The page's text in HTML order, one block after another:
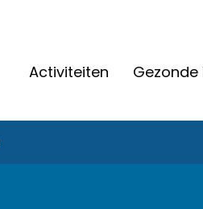
Activiteiten Gezonde